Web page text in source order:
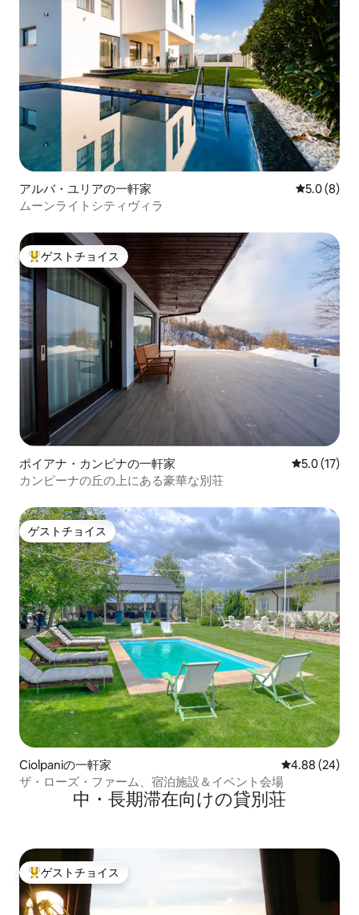
アルバ・ユリアの一軒家 レビュー8
5.0 (8)
ムーンライトシティヴィラ
大好評のゲストチョイスです。
ゲストチョイス
ポイアナ・カンピナの一軒家 レビュー17
5.0 (17)
カンピーナの丘の上にある豪華な別荘
ゲストチョイス
ゲストチョイス
Ciolpaniの一軒家 レビュー24
4.88 (24)
ザ・ローズ・ファーム、宿泊施設＆イベント会場
中・長期滞在向けの貸別荘
大好評のゲストチョイスです。
ゲストチョイス